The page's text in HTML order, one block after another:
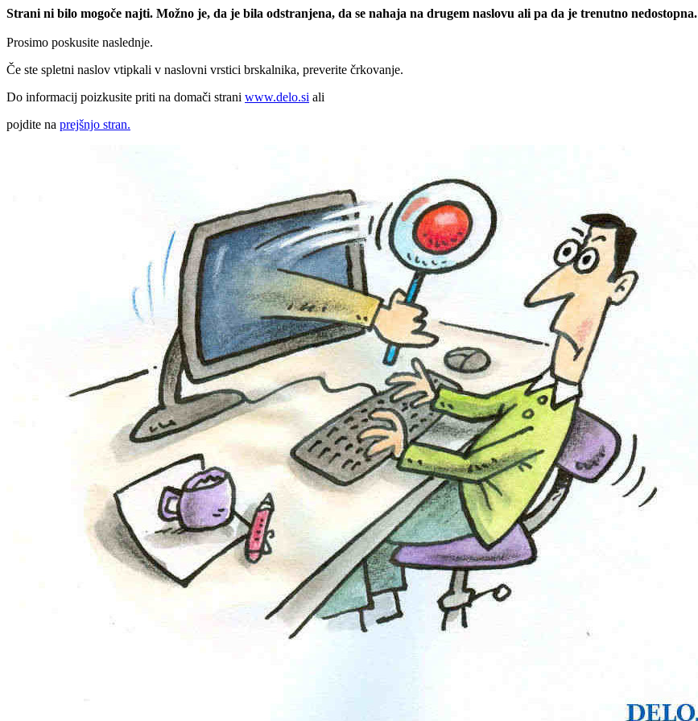
Strani ni bilo mogoče najti. Možno je, da je bila odstranjena, da se nahaja na drugem naslovu ali pa da je trenutno nedostopna.
Prosimo poskusite naslednje.
Če ste spletni naslov vtipkali v naslovni vrstici brskalnika, preverite črkovanje.
Do informacij poizkusite priti na domači strani www.delo.si ali
pojdite na prejšnjo stran.